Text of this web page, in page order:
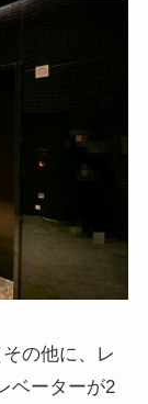
の他に、レ
ベーターが2